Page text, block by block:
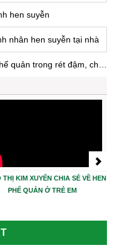
hen suyễn
nhân hen suyễn tại nhà
THỊ KIM XUYẾN CHIA SẺ VỀ HEN
PHẾ QUẢN Ở TRẺ EM